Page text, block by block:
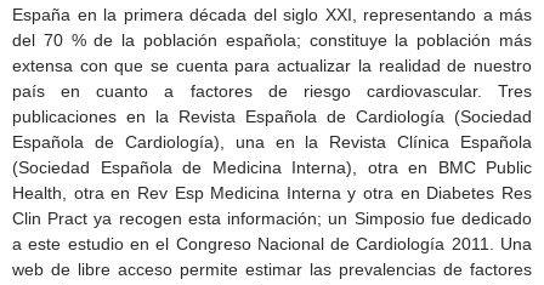
España en la primera década del siglo XXI, representando a más
del 70 % de la población española; constituye la población más
extensa con que se cuenta para actualizar la realidad de nuestro
país en cuanto a factores de riesgo cardiovascular. Tres
publicaciones en la Revista Española de Cardiología (Sociedad
Española de Cardiología), una en la Revista Clínica Española
(Sociedad Española de Medicina Interna), otra en BMC Public
Health, otra en Rev Esp Medicina Interna y otra en Diabetes Res
Clin Pract ya recogen esta información; un Simposio fue dedicado
a este estudio en el Congreso Nacional de Cardiología 2011. Una
web de libre acceso permite estimar las prevalencias de factores